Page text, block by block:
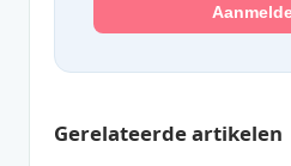
Gerelateerde artikelen